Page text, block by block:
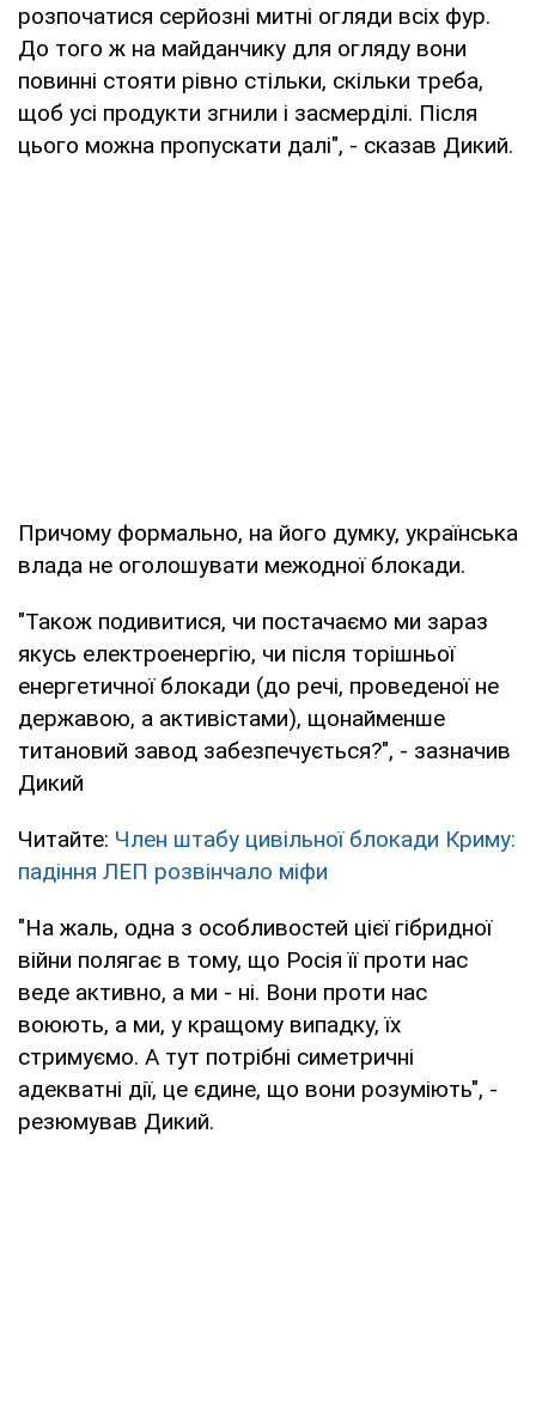
розпочатися серйозні митні огляди всіх фур.
До того ж на майданчику для огляду вони
повинні стояти рівно стільки, скільки треба,
щоб усі продукти згнили і засмерділі. Після
цього можна пропускати далі", - сказав Дикий.
Причому формально, на його думку, українська
влада не оголошувати межодної блокади.
"Також подивитися, чи постачаємо ми зараз
якусь електроенергію, чи після торішньої
енергетичної блокади (до речі, проведеної не
державою, а активістами), щонайменше
титановий завод забезпечується?", - зазначив
Дикий
Читайте: Член штабу цивільної блокади Криму:
падіння ЛЕП розвінчало міфи
"На жаль, одна з особливостей цієї гібридної
війни полягає в тому, що Росія її проти нас
веде активно, а ми - ні. Вони проти нас
воюють, а ми, у кращому випадку, їх
стримуємо. А тут потрібні симетричні
адекватні дії, це єдине, що вони розуміють", -
резюмував Дикий.